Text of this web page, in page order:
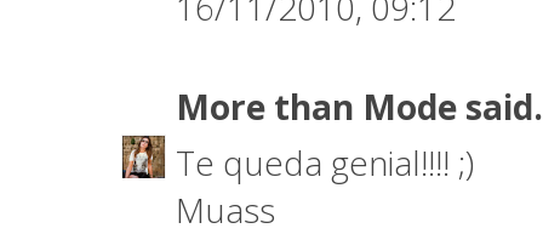
More than Mode
Te queda genial!!!! ;)
Muass